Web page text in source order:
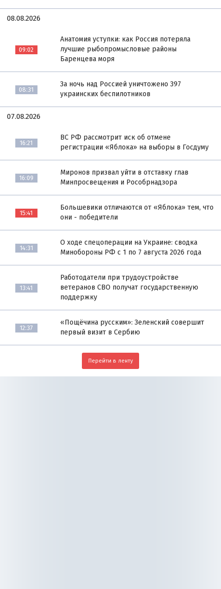
08.08.2026
09:02
Анатомия уступки: как Россия потеряла
лучшие рыбопромысловые районы
Баренцева моря
08:31
За ночь над Россией уничтожено 397
украинских беспилотников
07.08.2026
16:21
ВС РФ рассмотрит иск об отмене
регистрации «Яблока» на выборы в Госдуму
16:09
Миронов призвал уйти в отставку глав
Минпросвещения и Рособрнадзора
15:41
Большевики отличаются от «Яблока» тем, что
они - победители
14:31
О ходе спецоперации на Украине: сводка
Минобороны РФ с 1 по 7 августа 2026 года
13:41
Работодатели при трудоустройстве
ветеранов СВО получат государственную
поддержку
12:37
«Пощёчина русским»: Зеленский совершит
первый визит в Сербию
Перейти в ленту